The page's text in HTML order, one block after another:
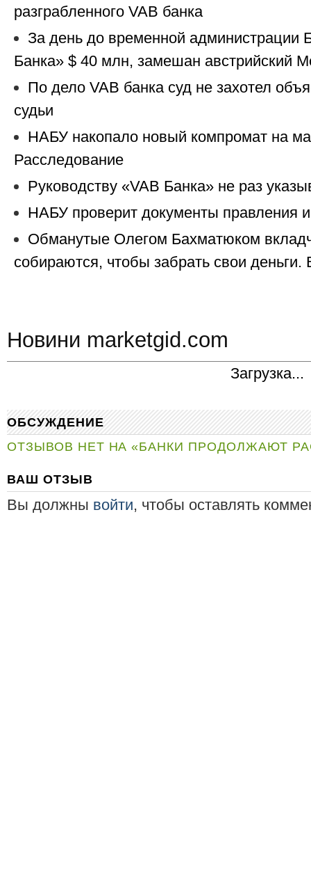
разграбленного VAB банка
За день до временной
Банка» $ 40 млн, замешан австрийский
По дело VAB банка суд не захотел
судьи
НАБУ накопало новый компромат на
Расследование
Руководству «VAB Банка» не раз
НАБУ проверит документы правления
Обманутые Олегом Бахматюком
собираются, чтобы забрать свои деньги.
Новини marketgid.com
Загрузка...
ОБСУЖДЕНИЕ
ОТЗЫВОВ НЕТ НА «БАНКИ ПРОДОЛЖАЮТ
ВАШ ОТЗЫВ
Вы должны войти, чтобы оставлять